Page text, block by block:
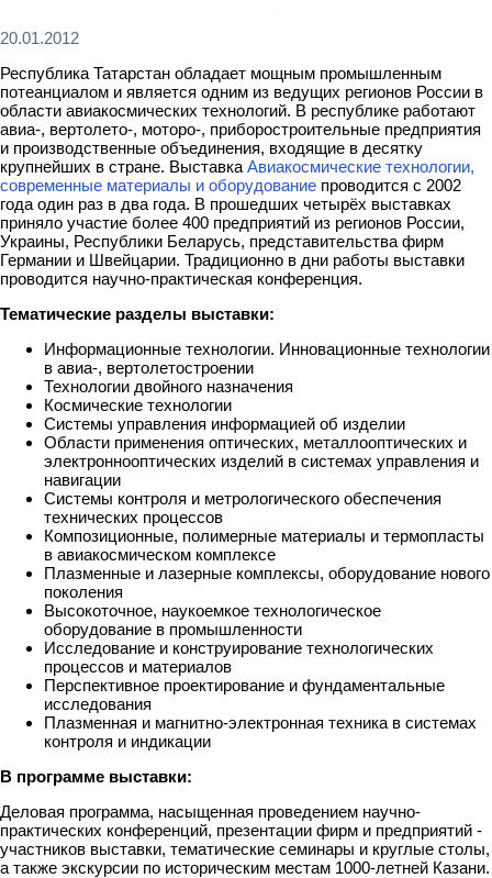
20.01.2012
Республика Татарстан обладает мощным промышленным
потеaнциалом и является одним из ведущих регионов России в
области авиакосмических технологий. В республике работают
авиа-, вертолето-, моторо-, приборостроительные предприятия
и производственные объединения, входящие в десятку
крупнейших в стране. Выставка Авиакосмические технологии,
современные материалы и оборудование проводится с 2002
года один раз в два года. В прошедших четырёх выставках
приняло участие более 400 предприятий из регионов России,
Украины, Республики Беларусь, представительства фирм
Германии и Швейцарии. Традиционно в дни работы выставки
проводится научно-практическая конференция.
Тематические разделы выставки:
Информационные технологии. Инновационные технологии
в авиа-, вертолетостроении
Технологии двойного назначения
Космические технологии
Системы управления информацией об изделии
Области применения оптических, металлооптических и
электроннооптических изделий в системах управления и
навигации
Системы контроля и метрологического обеспечения
технических процессов
Композиционные, полимерные материалы и термопласты
в авиакосмическом комплексе
Плазменные и лазерные комплексы, оборудование нового
поколения
Высокоточное, наукоемкое технологическое
оборудование в промышленности
Исследование и конструирование технологических
процессов и материалов
Перспективное проектирование и фундаментальные
исследования
Плазменная и магнитно-электронная техника в системах
контроля и индикации
В программе выставки:
Деловая программа, насыщенная проведением научно-
практических конференций, презентации фирм и предприятий -
участников выставки, тематические семинары и круглые столы,
а также экскурсии по историческим местам 1000-летней Казани.